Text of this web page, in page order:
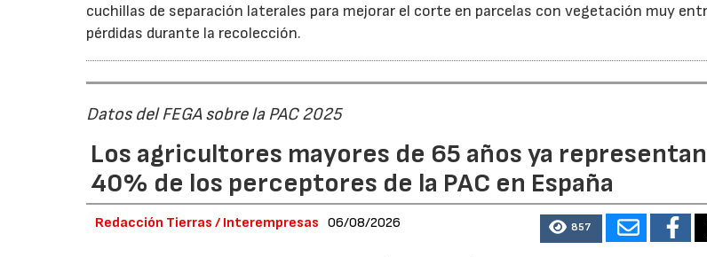
cuchillas de separación laterales para mejorar el corte en parcelas con vegetación muy
pérdidas durante la recolección.
Datos del FEGA sobre la PAC 2025
Los agricultores mayores de 65 años ya
40% de los perceptores de la PAC en España
Redacción Tierras / Interempresas 06/08/2026 857